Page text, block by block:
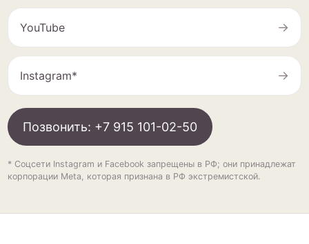
YouTube →
Instagram* →
Позвонить: +7 915 101-02-50
* Соцсети Instagram и Facebook запрещены в РФ; они принадлежат
корпорации Meta, которая признана в РФ экстремистской.